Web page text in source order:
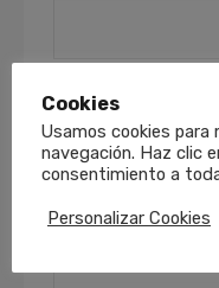
Teléfono
Tu consulta
Cookies
Usamos cookies para
navegación. Haz clic
consentimiento a
Personalizar Cookies